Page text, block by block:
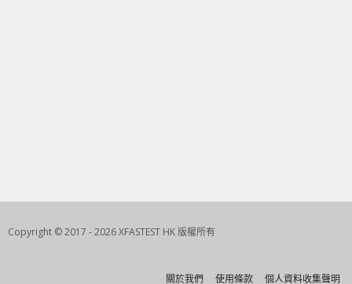
Copyright © 2017 - 2026 XFASTEST HK 版權所有
關於我們 使用條款 個人資料收集聲明